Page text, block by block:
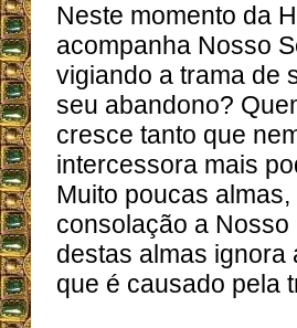
Neste momento da
acompanha Nosso
vigiando a trama de
seu abandono?
cresce tanto que
intercessora mais
Muito poucas
consolação a
destas almas ignora
que é causado pela